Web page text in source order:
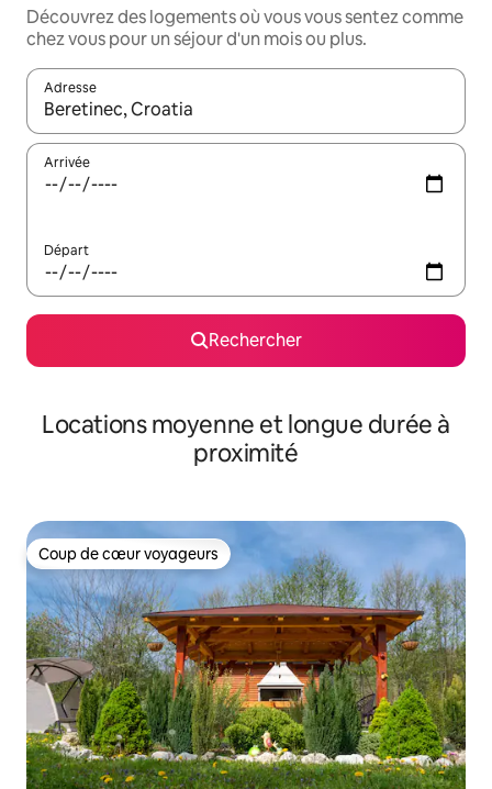
Découvrez des logements où vous vous sentez comme
chez vous pour un séjour d'un mois ou plus.
Adresse
Lorsque les résultats s'affichent, utilisez les flèches vers le
Arrivée
Départ
Rechercher
Locations moyenne et longue durée à
proximité
Coup de cœur voyageurs
Coup de cœur voyageurs